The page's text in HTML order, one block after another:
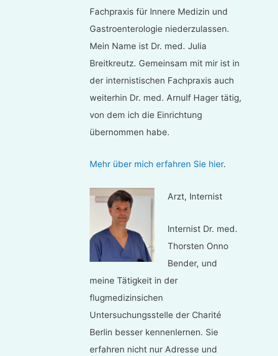
Fachpraxis für Innere Medizin und
Gastroenterologie niederzulassen.
Mein Name ist Dr. med. Julia
Breitkreutz. Gemeinsam mit mir ist in
der internistischen Fachpraxis auch
weiterhin Dr. med. Arnulf Hager tätig,
von dem ich die Einrichtung
übernommen habe.
Mehr über mich erfahren Sie hier.
Arzt, Internist
Internist Dr. med.
Thorsten Onno
Bender, und
meine Tätigkeit in der
flugmedizinsichen
Untersuchungsstelle der Charité
Berlin besser kennenlernen. Sie
erfahren nicht nur Adresse und